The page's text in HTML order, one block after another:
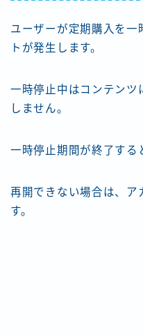
ユーザーが定期購入を一
トが発生します。
一時停止中はコンテンツ
しません。
一時停止期間が終了する
再開できない場合は、ア
す。